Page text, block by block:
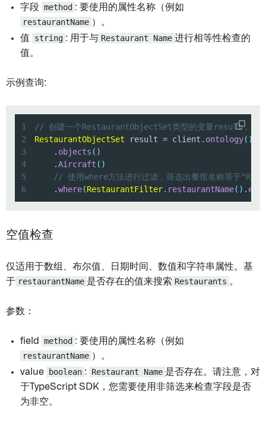
字段 method : 要使用的属性名称（例如
restaurantName ）。
值
string : 用于与 Restaurant Name 进行相等性检查的
值。
示例查询:
1
// 创建一个RestaurantObjectSet类型的变量result，用于
2
RestaurantObjectSet result = client . ontology( )
3
. objects ( )
4
.Aircraft ( )
5
// 使用where方法进行过滤，筛选出餐馆名称等于
6
.where(RestaurantFilter. restaurantName( ) . eq
空值检查
仅适用于数组、布尔值、日期时间、数值和字符串属性。基
于 restaurantName 是否存在的值来搜索 Restaurants 。
参数：
field method : 要使用的属性名称（例如
restaurantName ）。
value
boolean : Restaurant Name 是否存在。请注意，对
于TypeScript SDK，您需要使用非筛选来检查字段是否
为非空。